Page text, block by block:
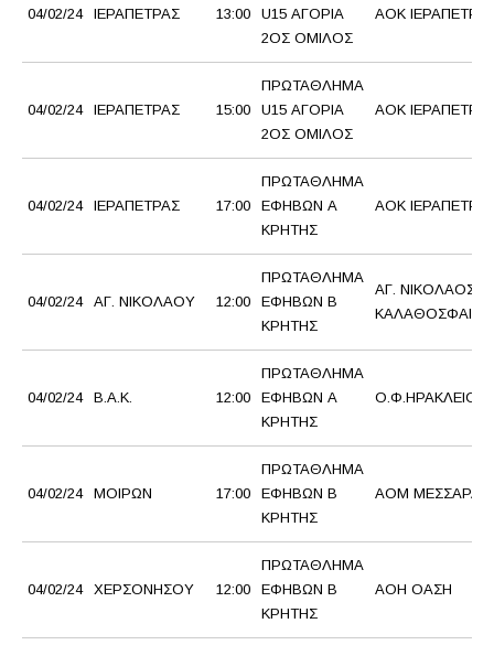
04/02/24 ΙΕΡΑΠΕΤΡΑΣ 13:00
U15 ΑΓΟΡΙΑ
2ΟΣ ΟΜΙΛΟΣ
ΑΟΚ ΙΕΡΑΠΕΤΡΑ
04/02/24 ΙΕΡΑΠΕΤΡΑΣ 15:00
ΠΡΩΤΑΘΛΗΜΑ
U15 ΑΓΟΡΙΑ
2ΟΣ ΟΜΙΛΟΣ
ΑΟΚ ΙΕΡΑΠΕΤΡΑ
04/02/24 ΙΕΡΑΠΕΤΡΑΣ 17:00
ΠΡΩΤΑΘΛΗΜΑ
ΕΦΗΒΩΝ Α
ΚΡΗΤΗΣ
ΑΟΚ ΙΕΡΑΠΕΤΡΑ
04/02/24 ΑΓ. ΝΙΚΟΛΑΟΥ 12:00
ΠΡΩΤΑΘΛΗΜΑ
ΕΦΗΒΩΝ Β
ΚΡΗΤΗΣ
ΑΓ. ΝΙΚΟΛΑΟΣ
04/02/24 Β.Α.Κ. 12:00
ΠΡΩΤΑΘΛΗΜΑ
ΕΦΗΒΩΝ Α
ΚΡΗΤΗΣ
Ο.Φ.ΗΡΑΚΛΕΙΟΥ
04/02/24 ΜΟΙΡΩΝ 17:00
ΠΡΩΤΑΘΛΗΜΑ
ΕΦΗΒΩΝ Β
ΚΡΗΤΗΣ
ΑΟΜ ΜΕΣΣΑΡΑ
04/02/24 ΧΕΡΣΟΝΗΣΟΥ 12:00
ΠΡΩΤΑΘΛΗΜΑ
ΕΦΗΒΩΝ Β
ΚΡΗΤΗΣ
ΑΟΗ ΟΑΣΗ